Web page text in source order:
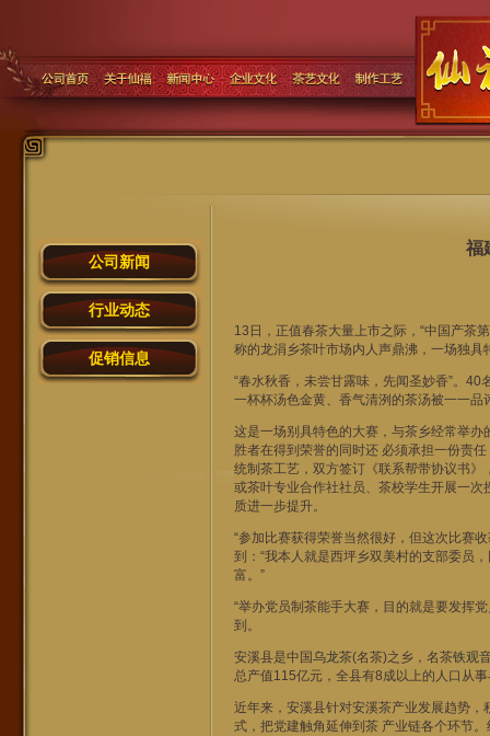
公司新闻
行业动态
促销信息
福
13日，正值春茶大量上市之际，“中国产
称的龙涓乡茶叶市场内人声鼎沸，一场独具
“春水秋香，未尝甘露味，先闻圣妙香”。
一杯杯汤色金黄、香气清洌的茶汤被一一品
这是一场别具特色的大赛，与茶乡经常举
胜者在得到荣誉的同时还 必须承担一份责
统制茶工艺，双方签订《联系帮带协议书》
或茶叶专业合作社社员、茶校学生开展一
质进一步提升。
“参加比赛获得荣誉当然很好，但这次比赛
到：“我本人就是西坪乡双美村的支部委员
富。”
“举办党员制茶能手大赛，目的就是要发挥
到。
安溪县是中国乌龙茶(名茶)之乡，名茶铁观
总产值115亿元，全县有8成以上的人口从
近年来，安溪县针对安溪茶产业发展趋势
式，把党建触角延伸到茶 产业链各个环节